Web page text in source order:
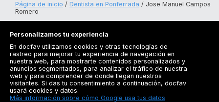
Página de inicio Dentista en Ponferrada
Jose Manuel Campos
Romero
Registrarse
Docfav
Personalizamos tu experiencia
En docfav utilizamos cookies y otras tecnologías de
rastreo para mejorar tu experiencia de navegación en
nuestra web, para mostrarte contenidos personalizados y
anuncios segmentados, para analizar el tráfico de nuestra
web y para comprender de donde llegan nuestros
visitantes. Si das tu consentimiento a continuación, docfav
usará cookies y datos:
Más información sobre cómo Google usa tus datos